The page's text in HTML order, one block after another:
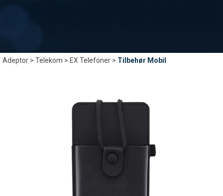
Adeptor>Telekom>EX Telefoner>Tilbehør Mobil